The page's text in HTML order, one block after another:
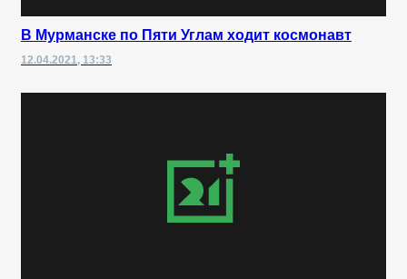
В Мурманске по Пяти Углам ходит космонавт
12.04.2021, 13:33